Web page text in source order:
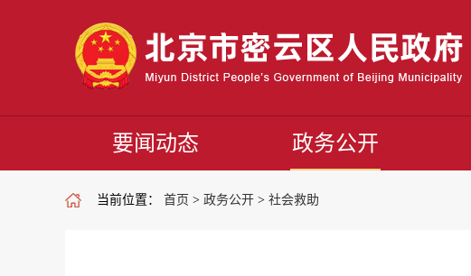
要闻动态 政务公开
当前位置： 首页 > 政务公开 > 社会救助